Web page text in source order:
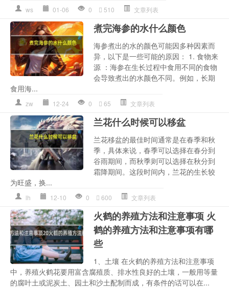
ws 01-06 0 510 文章列表
煮完海参的水什么颜色
海参煮出的水的颜色可能因多种因素而
异，以下是一些可能的原因： 1. 食物来
源 ：海参在生长过程中食用不同的食物
会导致煮出的水颜色不同。例如，长期
食用海...
zw 12-24 0 65 文章列表
兰花什么时候可以移盆
兰花移盆的最佳时间通常是在春季和秋
季，具体来说，春季可以选择在春分到
谷雨期间，而秋季则可以选择在秋分到
霜降期间。这段时间内，兰花的生长较
为旺盛，换...
lh 12-10 0 600 文章列表
火鹤的养殖方法和注意事项 火
鹤的养殖方法和注意事项有哪
些
1、土壤 在火鹤的养殖方法和注意事项
中，养殖火鹤花要用富含腐殖质、排水性良好的土壤，一般用等量
的腐叶土或泥炭土、园土和沙土配制而成，有条件的话可以在...